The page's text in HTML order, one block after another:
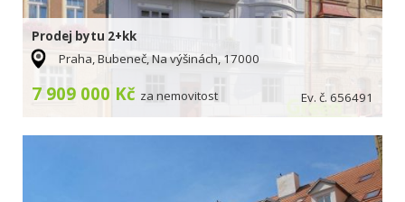
Prodej bytu 2+kk
Praha, Bubeneč, Na výšinách, 17000
7 909 000 Kč za nemovitost Ev. č. 656491